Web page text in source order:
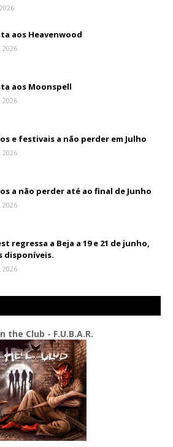
aos Heavenwood
2026
aos Moonspell
2026
e festivais a não perder em Julho
2026
a não perder até ao final de Junho
2026
regressa a Beja a 19 e 21 de junho,
disponíveis.
2026
the Club - F.U.B.A.R.